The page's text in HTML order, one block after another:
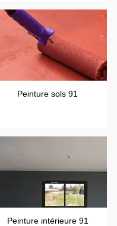
Peinture sols 91
Peinture intérieure 91